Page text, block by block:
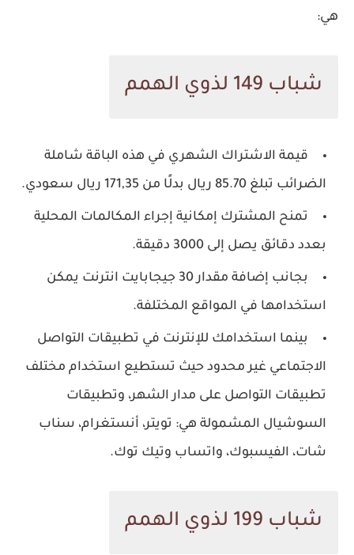
هي:
شباب 149 لذوي الهمم
قيمة الاشتراك الشهري في هذه الباقة شاملة
الضرائب تبلغ 85.70 ريال بدلًا من 171,35 ريال سعودي.
تمنح المشترك إمكانية إجراء المكالمات المحلية
بعدد دقائق يصل إلى 3000 دقيقة.
بجانب إضافة مقدار 30 جيجابايت انترنت يمكن
استخدامها في المواقع المختلفة.
بينما استخدامك للإنترنت في تطبيقات التواصل
الاجتماعي غير محدود حيث تستطيع استخدام مختلف
تطبيقات التواصل على مدار الشهر، وتطبيقات
السوشيال المشمولة هي: تويتر، أنستغرام، سناب
شات، الفيسبوك، واتساب وتيك توك.
شباب 199 لذوي الهمم